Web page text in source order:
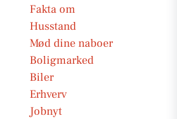
Fakta om
Husstand
Mød dine naboer
Boligmarked
Biler
Erhverv
Jobnyt